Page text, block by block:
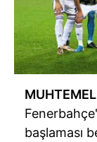
MUHTEMEL
başlaması